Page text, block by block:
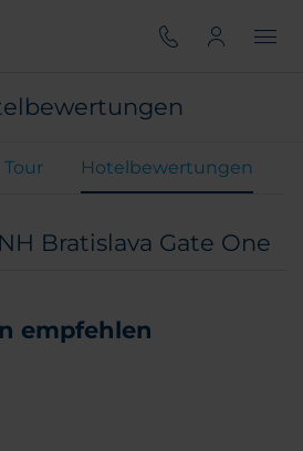
Hotelbewertungen
Bratislava Gate One
empfehlen